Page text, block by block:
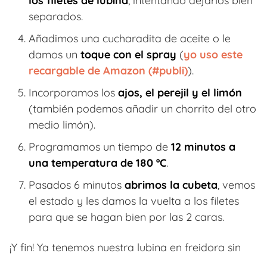
separados.
Añadimos una cucharadita de aceite o le
damos un toque con el spray (yo uso este
recargable de Amazon (#publi)).
Incorporamos los ajos, el perejil y el limón
(también podemos añadir un chorrito del otro
medio limón).
Programamos un tiempo de 12 minutos a
una temperatura de 180 ºC.
Pasados 6 minutos abrimos la cubeta, vemos
el estado y les damos la vuelta a los filetes
para que se hagan bien por las 2 caras.
¡Y fin! Ya tenemos nuestra lubina en freidora sin